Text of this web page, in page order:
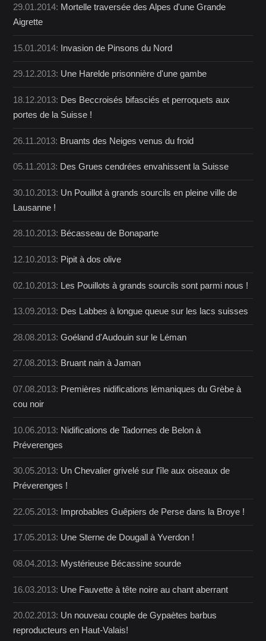
29.01.2014: Mortelle traversée des Alpes d'une Grande
Aigrette
15.01.2014: Invasion de Pinsons du Nord
29.12.2013: Une Harelde prisonnière d'une gambe
18.12.2013: Des Beccroisés bifasciés et perroquets aux
portes de la Suisse !
26.11.2013: Bruants des Neiges venus du froid
05.11.2013: Des Grues cendrées envahissent la Suisse
30.10.2013: Un Pouillot à grands sourcils en pleine ville de
Lausanne !
28.10.2013: Bécasseau de Bonaparte
12.10.2013: Pipit à dos olive
02.10.2013: Les Pouillots à grands sourcils sont parmi nous !
13.09.2013: Des Labbes à longue queue sur les lacs suisses
28.08.2013:Goéland d'Audouin sur le Léman
27.08.2013: Bruant nain à Jaman
07.08.2013: Premières nidifications lémaniques du Grèbe à
cou noir
10.06.2013: Nidifications de Tadornes de Belon à
Préverenges
30.05.2013: Un Chevalier grivelé sur l'île aux oiseaux de
Préverenges !
22.05.2013: Improbables Guêpiers de Perse dans la Broye !
17.05.2013: Une Sterne de Dougall à Yverdon !
08.04.2013: Mystérieuse Bécassine sourde
16.03.2013: Une Fauvette à tête noire au chant aberrant
20.02.2013: Un nouveau couple de Gypaètes barbus
reproducteurs en Haut-Valais!